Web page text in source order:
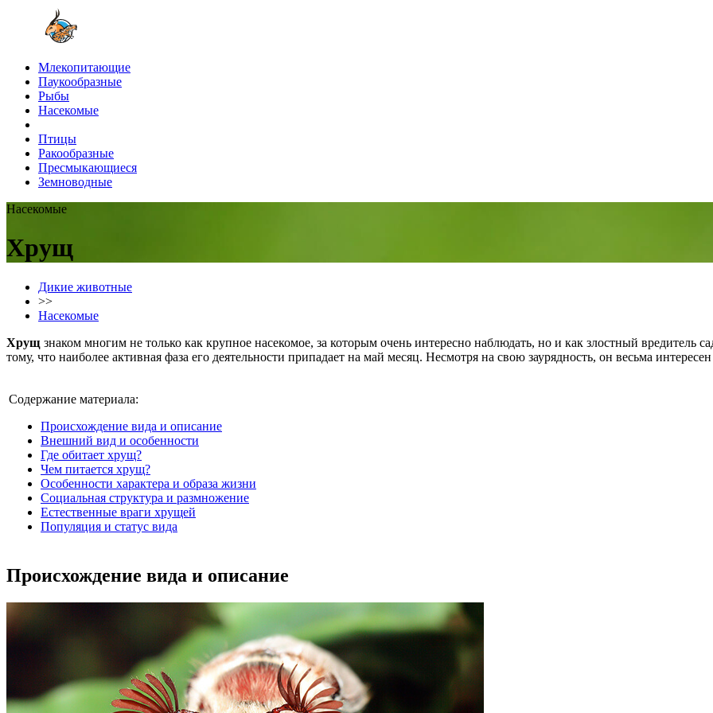
Млекопитающие
Паукообразные
Рыбы
Насекомые
Птицы
Ракообразные
Пресмыкающиеся
Земноводные
Насекомые
Хрущ
Дикие животные
>>
Насекомые
Хрущ знаком многим не только как крупное насекомое, за которым очень интересно наблюдать, но и как злостный вредитель
тому, что наиболее активная фаза его деятельности припадает на май месяц. Несмотря на свою заурядность, он весьма
Содержание материала:
Происхождение вида и описание
Внешний вид и особенности
Где обитает хрущ?
Чем питается хрущ?
Особенности характера и образа жизни
Социальная структура и размножение
Естественные враги хрущей
Популяция и статус вида
Происхождение вида и описание